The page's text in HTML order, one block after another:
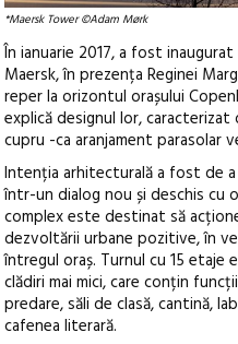
*Maersk Tower ©Adam Mørk
În ianuarie 2017, a fost
Maersk, în prezența Reginei
reper la orizontul orașului
explică designul lor,
cupru -ca aranjament parasolar
Intenția arhitecturală a fost de
într-un dialog nou și deschis cu
complex este destinat să
dezvoltării urbane pozitive, în
întregul oraș. Turnul cu 15
clădiri mai mici, care conțin
predare, săli de clasă, cantină,
cafenea literară.